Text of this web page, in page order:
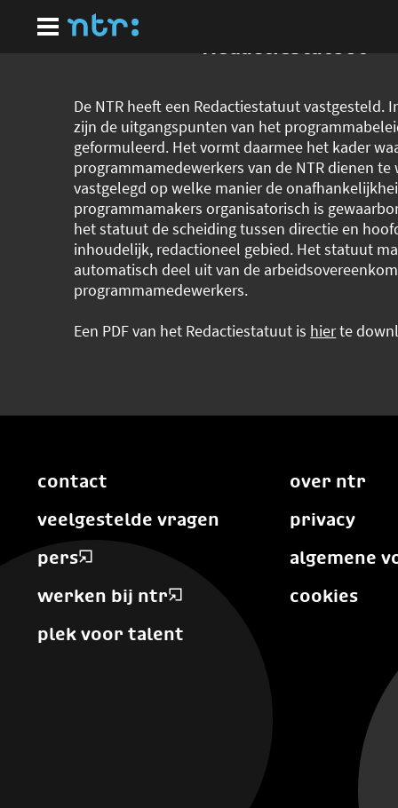
hoofdinhoud
Redactiestatuut
De NTR heeft een Redactiestatuut vastgesteld.
zijn de uitgangspunten van het
geformuleerd. Het vormt daarmee het kader
programmamedewerkers van de NTR dienen te
vastgelegd op welke manier de
programmamakers organisatorisch is
het statuut de scheiding tussen directie en
inhoudelijk, redactioneel gebied. Het statuut
automatisch deel uit van de
programmamedewerkers.
Een PDF van het Redactiestatuut is hierte
contact
veelgestelde vragen
pers
werken bij ntr
plek voor talent
over ntr
privacy
algemene
cookies